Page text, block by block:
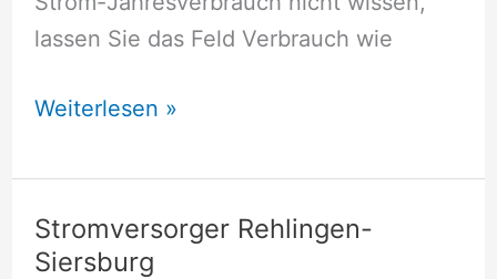
lassen Sie das Feld Verbrauch wie
Stromversorger
am
See
Weiterlesen »
Stromversorger Rehlingen-
Siersburg